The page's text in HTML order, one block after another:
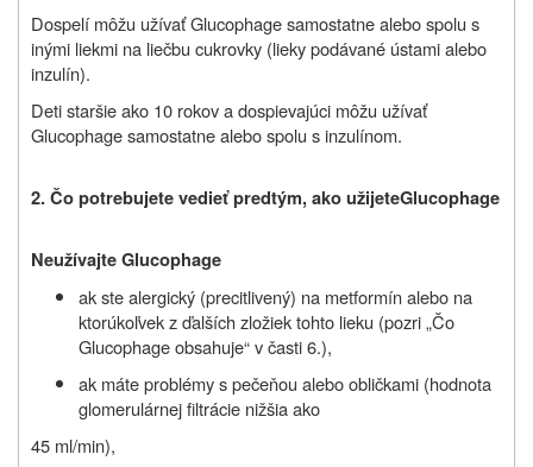
Dospelí môžu užívať Glucophage samostatne alebo spolu s
inými liekmi na liečbu cukrovky (lieky podávané ústami alebo
inzulín).
Deti staršie ako 10 rokov a dospievajúci môžu užívať
Glucophage samostatne alebo spolu s inzulínom.
2.Čo potrebujete vedieť predtým, ako užijeteGlucophage
Neužívajte Glucophage
ak ste alergický (precitlivený) na metformín alebo na
ktorúkoľvek z ďalších zložiek tohto lieku (pozri „Čo
Glucophage obsahuje“ v časti 6.),
ak máte problémy s pečeňou alebo obličkami (hodnota
glomerulárnej filtrácie nižšia ako
45 ml/min),